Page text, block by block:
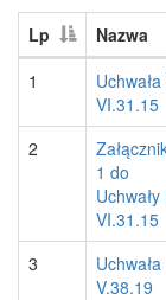
Lp Nazwa
1
VI.31.15
2
1 do
Uchwały
VI.31.15
3
V.38.19